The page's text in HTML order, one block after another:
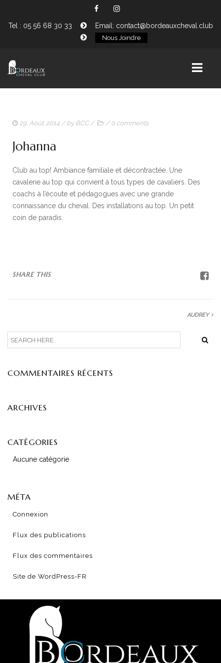
Tel : 05 56 68 30 33 Email: contact@bordeauxcheval.club
Nous Joindre
LOCATION
PENSION
LE CLUB
INSCRIPTIONS
29. Août. 2014 / by BCC/ / 0 comments
Johanna
Club au top! Ambiance familiale et décontractée. Une
cavalerie au top qui convient à tous types de cavaliers. Des
coachs à l’écoute et pédagogues avec une grande
connaissance du cheval. Des installations au top. Un petit
coin de paradis.
SHARE THIS
AUDREY
COMMENTAIRES RÉCENTS
ARCHIVES
CATÉGORIES
Aucune catégorie
MÉTA
Connexion
Flux des publications
Flux des commentaires
Site de WordPress-FR